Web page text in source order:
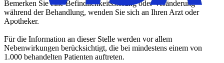
Bemerken Sie eine Befindlichkeitsstörung oder Veränderung
während der Behandlung, wenden Sie sich an Ihren Arzt oder
Apotheker.
Für die Information an dieser Stelle werden vor allem
Nebenwirkungen berücksichtigt, die bei mindestens einem von
1.000 behandelten Patienten auftreten.